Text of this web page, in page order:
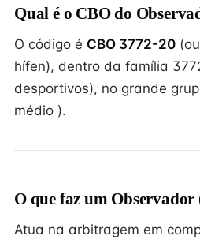
Qual é o CBO do
O código é CBO 3772-20 (ou
hífen), dentro da família
desportivos), no grande
médio ).
O que faz um
Atua na arbitragem em